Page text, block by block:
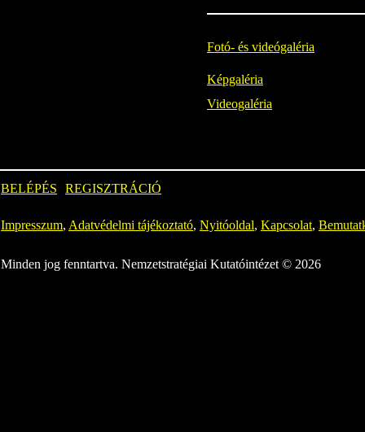
Fotó- és videógaléria
Képgaléria
Videogaléria
BELÉPÉS REGISZTRÁCIÓ
Impresszum, Adatvédelmi tájékoztató, Nyitóoldal, Kapcsolat,
Minden jog fenntartva. Nemzetstratégiai Kutatóintézet © 2026